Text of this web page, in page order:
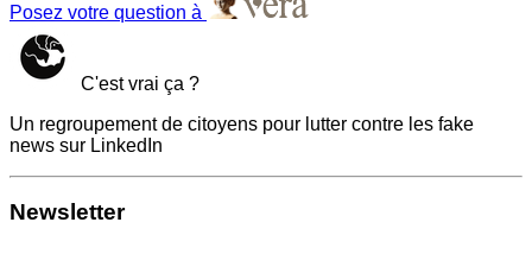
Posez votre question à
C'est vrai ça ?
Un regroupement de citoyens pour lutter contre les fake
news sur LinkedIn
Newsletter